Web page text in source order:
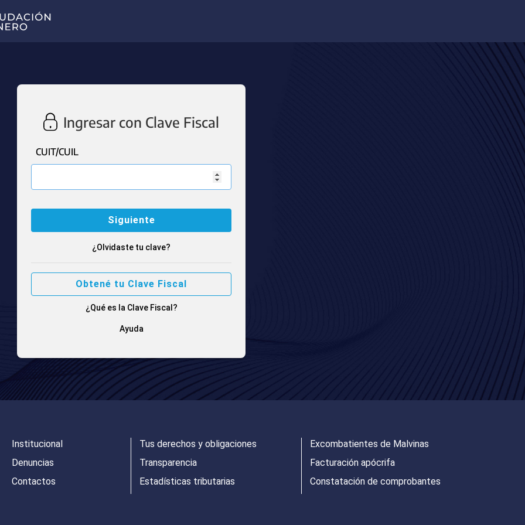
Ingresar con Clave Fiscal
CUIT/CUIL
¿Olvidaste tu clave?
Obtené tu Clave Fiscal
¿Qué es la Clave Fiscal?
Ayuda
Institucional
Denuncias
Contactos
Tus derechos y obligaciones
Transparencia
Estadísticas tributarias
Excombatientes de Malvinas
Facturación apócrifa
Constatación de comprobantes